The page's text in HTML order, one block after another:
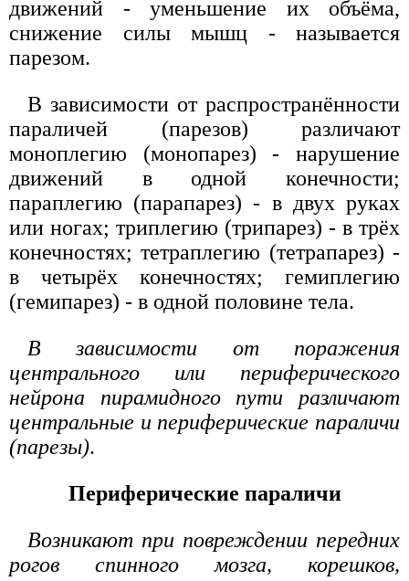
движений - уменьшение их объёма,
снижение силы мышц - называется
парезом.
В зависимости от распространённости
параличей (парезов) различают
моноплегию (монопарез) - нарушение
движений в одной конечности;
параплегию (парапарез) - в двух руках
или ногах; триплегию (трипарез) - в трёх
конечностях; тетраплегию (тетрапарез) -
в четырёх конечностях; гемиплегию
(гемипарез) - в одной половине тела.
В зависимости от поражения
центрального или периферического
нейрона пирамидного пути различают
центральные и периферические параличи
(парезы).
Периферические параличи
Возникают при повреждении передних
рогов спинного мозга, корешков,